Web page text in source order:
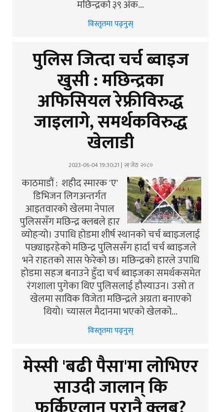
मछिन्द्रको ३९ अंक…
विस्तृतमा पढ्नुस्
पुलिस जित्दा चर्च ब्वाइज
खुसी : मछिन्द्रका
अफिसियल रेफ्रीविरुद्ध
जाइलागे, समर्थकविरुद्ध
खेलाडी
2023-06-04 19:30:21 | २१ जेठ २०८०
काठमाडौं : शहीद स्मारक 'ए'
डिभिजन लिगअन्तर्गत
आइतवारको खेलमा नेपाल
पुलिससँग मछिन्द्र क्लबले हार
व्योहर्‍यो। उपाधि होडमा शीर्ष स्थानको चर्च ब्वाइजलाई
पछ्याइरहेको मछिन्द्र पुलिससँग हार्दा चर्च ब्वाइजले
भने राहतको सास फेरेको छ। मछिन्द्रको हारले उपाधि
होडमा सहज बनाउने हुँदा चर्च ब्वाइजका समर्थकसमेत
रंगशाला पुगेका थिए पुलिसलाई हौस्याउन। उसो त
खेलमा साविक विजेता मछिन्द्रले अग्रता बनाएको
थियो। च्यासल मैदानमा भएको खेलको…
विस्तृतमा पढ्नुस्
मेस्सी 'बढी पैसा'मा लोभिएर
साउदी जालान् कि